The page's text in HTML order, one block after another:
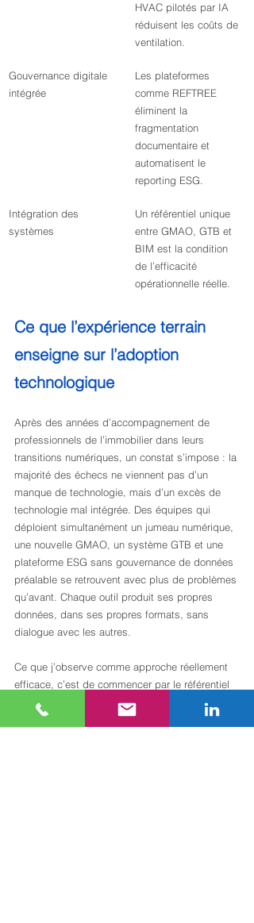
HVAC pilotés par IA
réduisent les coûts de
ventilation.
Gouvernance digitale
intégrée
Les plateformes
comme REFTREE
éliminent la
fragmentation
documentaire et
automatisent le
reporting ESG.
Intégration des
systèmes
Un référentiel unique
entre GMAO, GTB et
BIM est la condition
de l’efficacité
opérationnelle réelle.
Ce que l’expérience terrain
enseigne sur l’adoption
technologique
Après des années d’accompagnement de
professionnels de l’immobilier dans leurs
transitions numériques, un constat s’impose : la
majorité des échecs ne viennent pas d’un
manque de technologie, mais d’un excès de
technologie mal intégrée. Des équipes qui
déploient simultanément un jumeau numérique,
une nouvelle GMAO, un système GTB et une
plateforme ESG sans gouvernance de données
préalable se retrouvent avec plus de problèmes
qu’avant. Chaque outil produit ses propres
données, dans ses propres formats, sans
dialogue avec les autres.
Ce que j’observe comme approche réellement
efficace, c’est de commencer par le référentiel
de données. Avant d’acheter un outil, définir
quelles données sont nécessaires, qui en est